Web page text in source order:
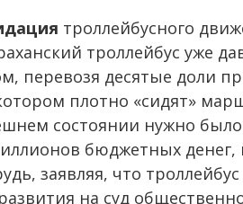
троллейбусного
троллейбус уже
перевозя десятые доли
плотно «сидят»
состоянии нужно
бюджетных денег,
заявляя, что
на суд